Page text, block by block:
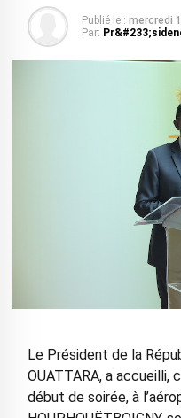
Publié le : mercredi
Par:
Le Président de la
OUATTARA, a accueilli,
début de soirée, à